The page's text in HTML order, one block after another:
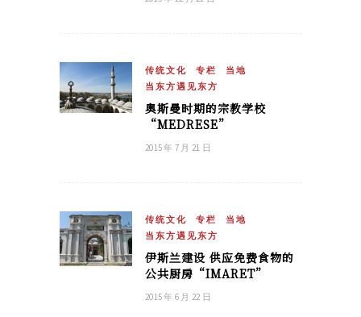
传统文化 专栏
当地
当东方遇见东方
奥斯曼时期的宗教学校
“MEDRESE”
2015 年 7 月 21 日
传统文化 专栏
当地
当东方遇见东方
伊斯兰建设 供应免费食物的
公共厨房“IMARET”
2015 年 6 月 22 日